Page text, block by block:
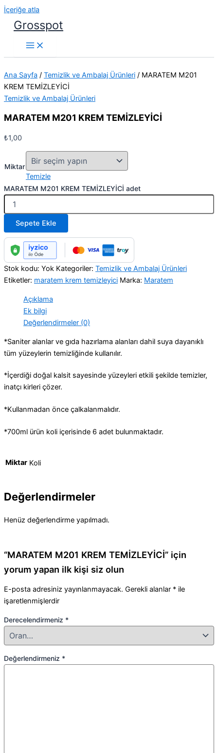
İçeriğe atla
Grosspot
Ana Sayfa / Temizlik ve Ambalaj Ürünleri / MARATEM M201
KREM TEMİZLEYİCİ
Temizlik ve Ambalaj Ürünleri
MARATEM M201 KREM TEMİZLEYİCİ
₺1,00
Miktar
Temizle
MARATEM M201 KREM TEMİZLEYİCİ adet
Sepete Ekle
Stok kodu: Yok Kategoriler: Temizlik ve Ambalaj Ürünleri
Etiketler: maratem krem temizleyici Marka: Maratem
Açıklama
Ek bilgi
Değerlendirmeler (0)
*Saniter alanlar ve gıda hazırlama alanları dahil suya dayanıklı
tüm yüzeylerin temizliğinde kullanılır.
*İçerdiği doğal kalsit sayesinde yüzeyleri etkili şekilde temizler,
inatçı kirleri çözer.
*Kullanmadan önce çalkalanmalıdır.
*700ml ürün koli içerisinde 6 adet bulunmaktadır.
Miktar Koli
Değerlendirmeler
Henüz değerlendirme yapılmadı.
“MARATEM M201 KREM TEMİZLEYİCİ” için
yorum yapan ilk kişi siz olun
E-posta adresiniz yayınlanmayacak. Gerekli alanlar * ile
işaretlenmişlerdir
Derecelendirmeniz *
Değerlendirmeniz *